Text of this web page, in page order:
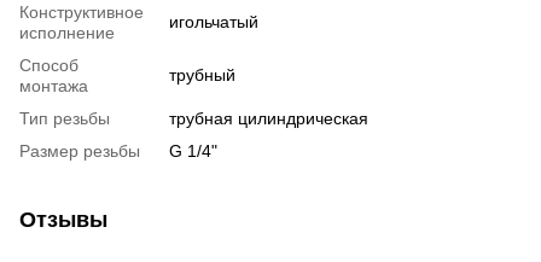
Конструктивное
исполнение
игольчатый
Способ
монтажа
трубный
Тип резьбы
трубная цилиндрическая
Размер резьбы
G 1/4"
Отзывы